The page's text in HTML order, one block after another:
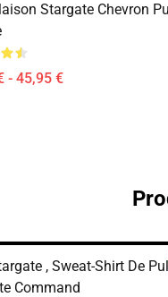
Stargate Chevron
- 45,95 €
, Sweat-Shirt De
Command